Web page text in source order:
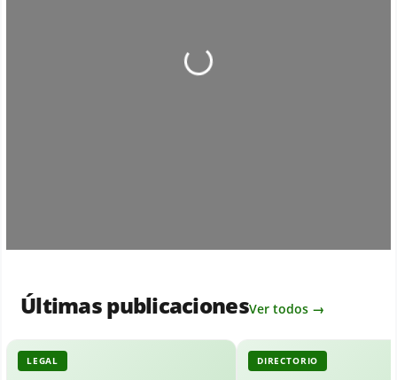
Loading...
Últimas publicacionesVer todos →
LEGAL DIRECTORIO